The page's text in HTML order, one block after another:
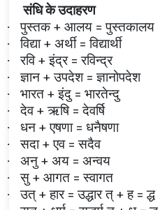
संधि के उदाहरण
· पुस्तक + आलय = पुस्तकालय
· विद्या + अर्थी = विद्यार्थी
· रवि + इंद्र = रविन्द्र
· ज्ञान + उपदेश = ज्ञानोपदेश
· भारत + इंदु = भारतेन्दु
· देव + ऋषि = देवर्षि
· धन + एषणा = धनैषणा
· सदा + एव = सदैव
· अनु + अय = अन्वय
· सु + आगत = स्वागत
· उत् + हार = उद्धार त् + ह = द्ध